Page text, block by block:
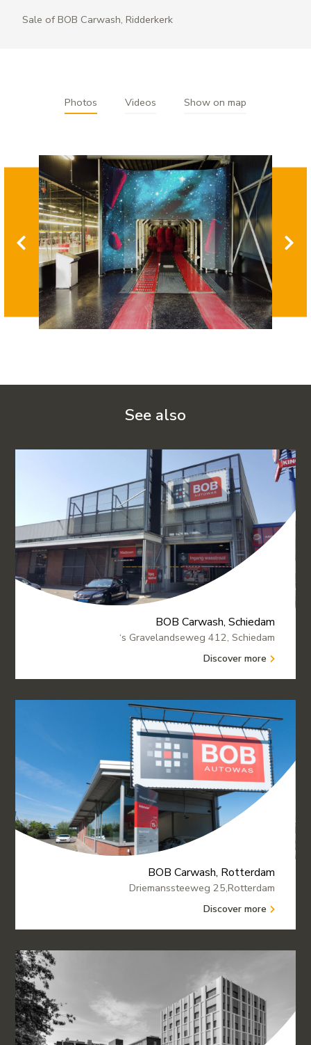
Sale of BOB Carwash, Ridderkerk
Photos Videos Show on map
See also
BOB Carwash, Schiedam
‘s Gravelandseweg 412, Schiedam
Discover more
BOB Carwash, Rotterdam
Driemanssteeweg 25,Rotterdam
Discover more